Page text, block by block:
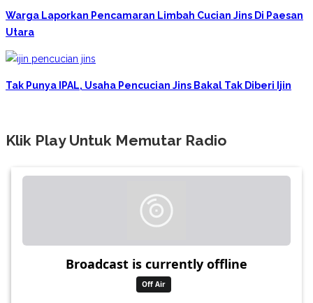
Warga Laporkan Pencamaran Limbah Cucian Jins Di Paesan
Utara
Tak Punya IPAL, Usaha Pencucian Jins Bakal Tak Diberi Ijin
Klik Play Untuk Memutar Radio